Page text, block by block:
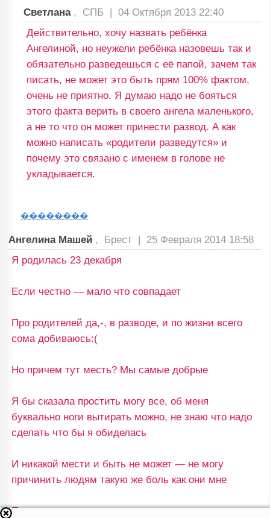
Светлана , СПБ | 04 Октября 2013 22:40
Действительно, хочу назвать ребёнка
Ангелиной, но неужели ребёнка назовешь так и
обязательно разведешься с её папой, зачем так
писать, не может это быть прям 100% фактом,
очень не приятно. Я думаю надо не бояться
этого факта верить в своего ангела маленького,
а не то что он может принести развод. А как
можно написать «родители разведутся» и
почему это связано с именем в голове не
укладывается.
��������
Ангелина Машей , Брест | 25 Февраля 2014 18:58
Я родилась 23 декабря
Если честно — мало что совпадает
Про родителей да,-, в разводе, и по жизни всего
сома добиваюсь:(
Но причем тут месть? Мы самые добрые
Я бы сказала простить могу все, об меня
буквально ноги вытирать можно, не знаю что надо
сделать что бы я обиделась
И никакой мести и быть не может — не могу
причинить людям такую же боль как они мне
Просто не могу